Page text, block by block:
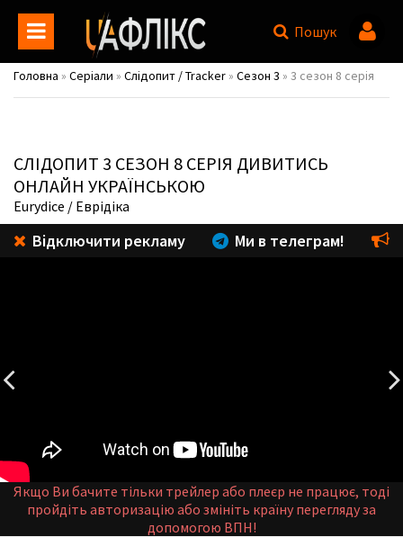
Пошук
Головна » Серіали » Слідопит / Tracker » Сезон 3 » 3 сезон 8 серія
СЛІДОПИТ 3 СЕЗОН 8 СЕРІЯ ДИВИТИСЬ
ОНЛАЙН УКРАЇНСЬКОЮ
Eurydice / Еврідіка
Відключити рекламу Ми в телеграм!
Якщо Ви бачите тільки трейлер або плеєр не працює, тоді
пройдіть авторизацію або змініть країну перегляду за
допомогою ВПН!